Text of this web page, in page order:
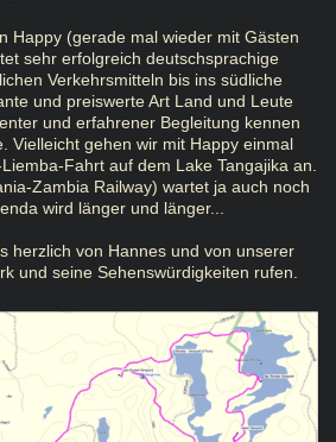
Happy (gerade mal wieder mit Gästen
sehr erfolgreich deutschsprachige
Verkehrsmitteln bis ins südliche
und preiswerte Art Land und Leute
und erfahrener Begleitung kennen
Vielleicht gehen wir mit Happy einmal
Fahrt auf dem Lake Tangajika an.
Zambia Railway) wartet ja auch noch
wird länger und länger...
herzlich von Hannes und von unserer
und seine Sehenswürdigkeiten rufen.